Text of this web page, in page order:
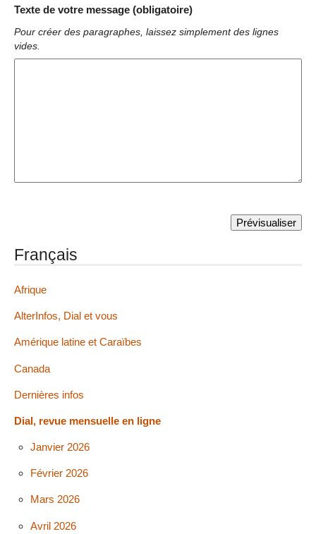
Texte de votre message (obligatoire)
Pour créer des paragraphes, laissez simplement des lignes
vides.
Français
Afrique
AlterInfos, Dial et vous
Amérique latine et Caraïbes
Canada
Dernières infos
Dial, revue mensuelle en ligne
Janvier 2026
Février 2026
Mars 2026
Avril 2026